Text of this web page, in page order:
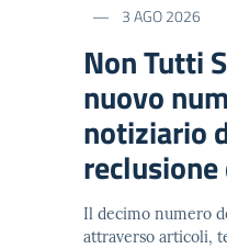
3 AGO 2026
Non Tutti
nuovo
notiziario
Il decimo numero
attraverso articoli,